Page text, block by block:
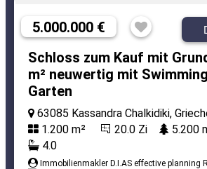
5.000.000 €
Schloss zum Kauf mit
m² neuwertig mit
Garten
63085 Kassandra Chalkidiki,
1.200 m²
20.0 Zi 5.200
4.0
Immobilienmakler D.I.AS effective planning